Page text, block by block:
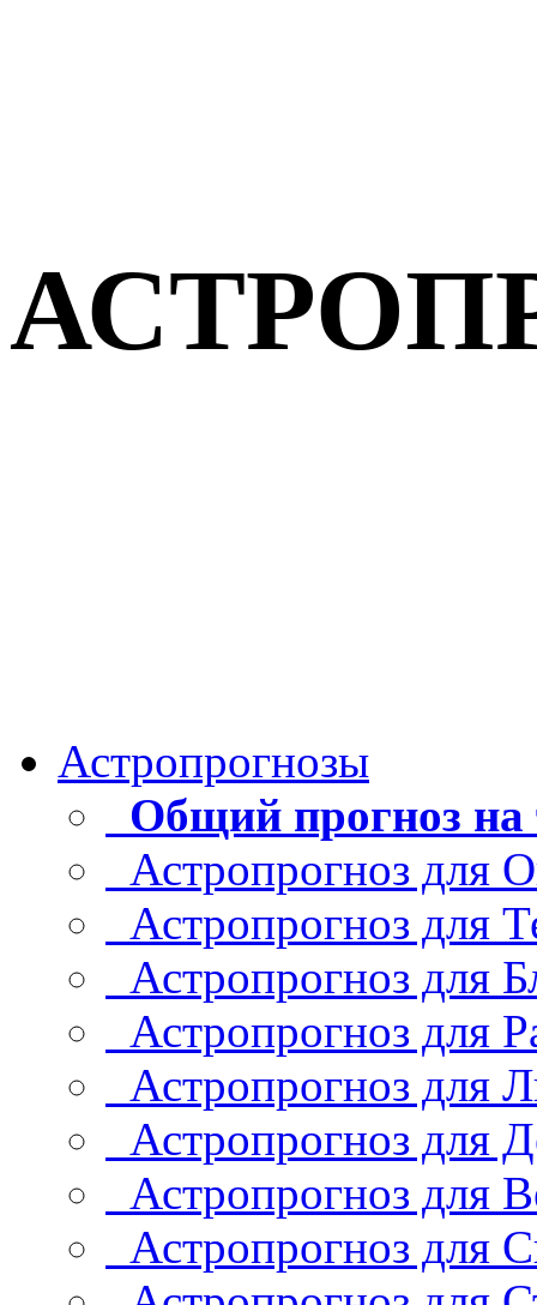
Астропрогнозы
Общий прогноз
Астропрогноз для
Астропрогноз для
Астропрогноз для
Астропрогноз для
Астропрогноз для
Астропрогноз для
Астропрогноз для
Астропрогноз для